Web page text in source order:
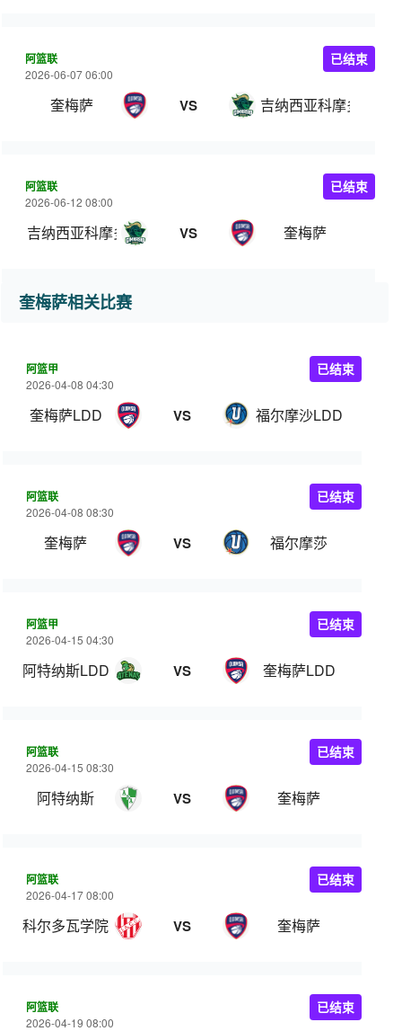
阿篮联
2026-06-07 06:00
奎梅萨 VS 吉纳西亚科摩多罗
已结束
阿篮联
2026-06-12 08:00
吉纳西亚科摩多罗 VS 奎梅萨
已结束
奎梅萨相关比赛
阿篮甲
2026-04-08 04:30
奎梅萨LDD VS 福尔摩沙LDD
已结束
阿篮联
2026-04-08 08:30
奎梅萨 VS 福尔摩莎
已结束
阿篮甲
2026-04-15 04:30
阿特纳斯LDD VS 奎梅萨LDD
已结束
阿篮联
2026-04-15 08:30
阿特纳斯 VS 奎梅萨
已结束
阿篮联
2026-04-17 08:00
科尔多瓦学院 VS 奎梅萨
已结束
阿篮联
2026-04-19 08:00
已结束